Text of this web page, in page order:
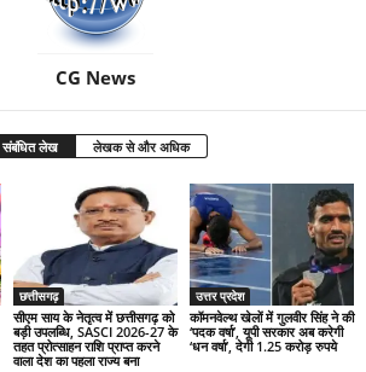
CG News
संबंधित लेख लेखक से और अधिक
छत्तीसगढ़
सीएम साय के नेतृत्व में छत्तीसगढ़ को
बड़ी उपलब्धि, SASCI 2026-27 के
तहत प्रोत्साहन राशि प्राप्त करने
वाला देश का पहला राज्य बना
उत्तर प्रदेश
कॉमनवेल्थ खेलों में गुलवीर सिंह ने की
‘पदक वर्षा’, यूपी सरकार अब करेगी
‘धन वर्षा’, देगी 1.25 करोड़ रुपये